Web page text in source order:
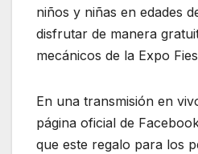
niños y niñas en edades
disfrutar de manera
mecánicos de la Expo
En una transmisión en
página oficial de
que este regalo para los